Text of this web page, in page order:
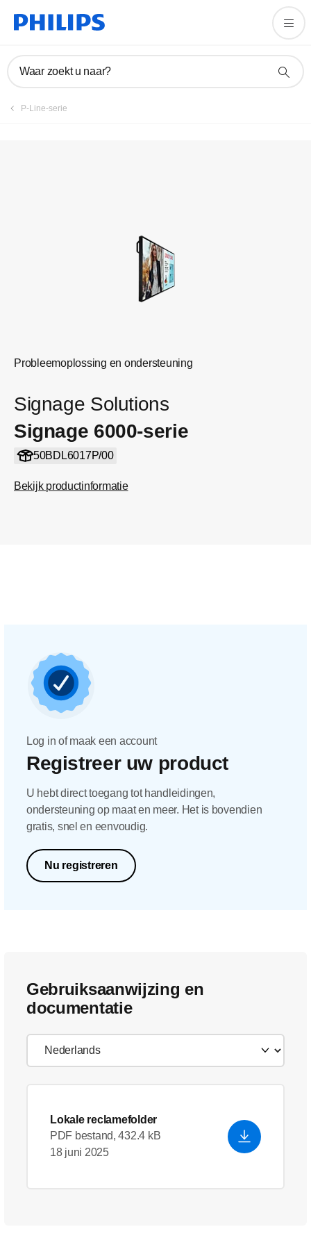
Waar zoekt u naar?
P-Line-serie
Probleemoplossing en ondersteuning
Signage Solutions
Signage 6000-serie
50BDL6017P/00
Bekijk productinformatie
Product registreren
Log in of maak een account
Registreer uw product
U hebt direct toegang tot handleidingen,
ondersteuning op maat en meer. Het is bovendien
gratis, snel en eenvoudig.
Nu registreren
Gebruiksaanwijzing en
documentatie
Lokale reclamefolder
PDF bestand, 432.4 kB
18 juni 2025